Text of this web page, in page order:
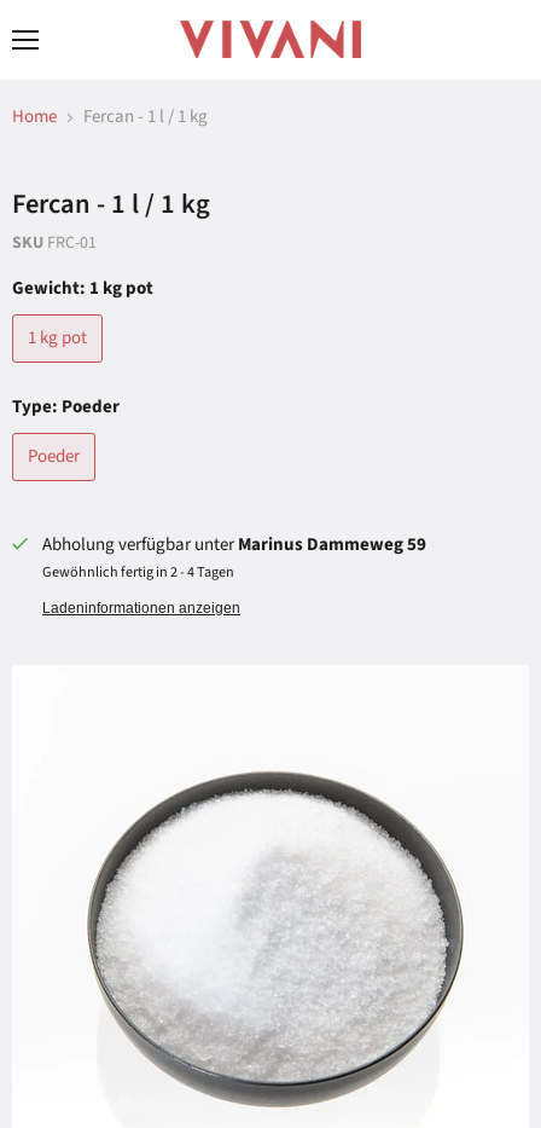
Home Fercan - 1 l / 1 kg
Fercan - 1 l / 1 kg
SKU FRC-01
Gewicht: 1 kg pot
1 kg pot
Type: Poeder
Poeder
Abholung verfügbar unterMarinus Dammeweg 59
Gewöhnlich fertig in 2 - 4 Tagen
Ladeninformationen anzeigen